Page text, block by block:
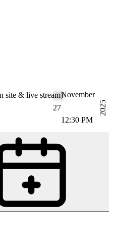
27
November
12:30 PM
2025
site & live stream)